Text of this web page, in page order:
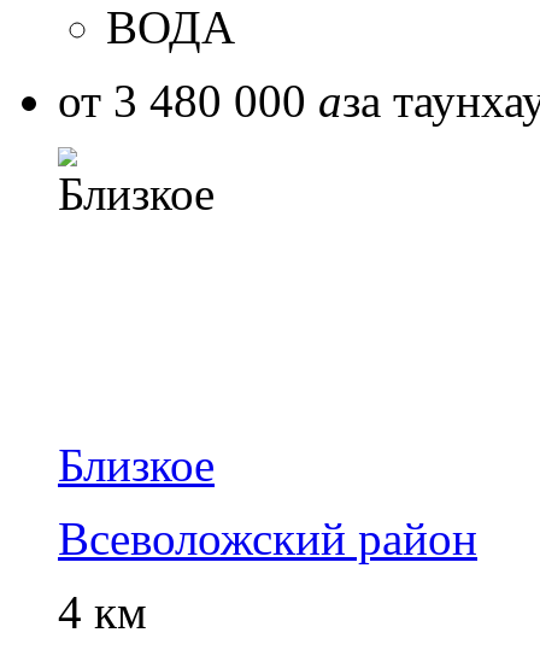
ВОДА
от 3 480 000 aза
Близкое
Всеволожский район
4 км